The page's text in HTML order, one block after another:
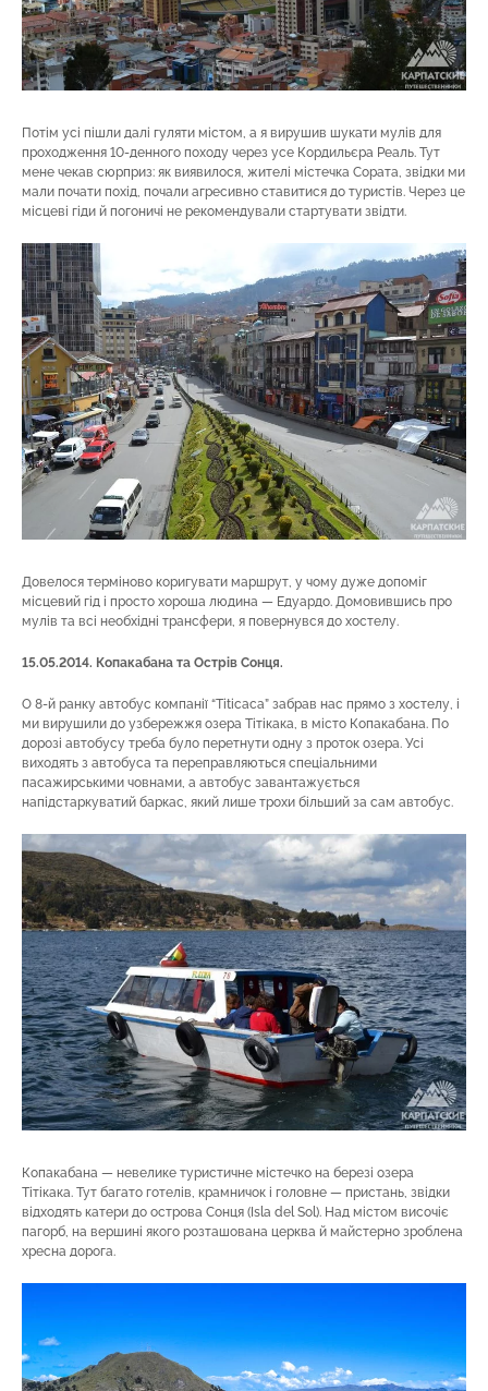
Потім усі пішли далі гуляти містом, а я вирушив шукати мулів для
проходження 10-денного походу через усе Кордильєра Реаль. Тут
мене чекав сюрприз: як виявилося, жителі містечка Сората, звідки ми
мали почати похід, почали агресивно ставитися до туристів. Через це
місцеві гіди й погоничі не рекомендували стартувати звідти.
Довелося терміново коригувати маршрут, у чому дуже допоміг
місцевий гід і просто хороша людина — Едуардо. Домовившись про
мулів та всі необхідні трансфери, я повернувся до хостелу.
15.05.2014. Копакабана та Острів Сонця.
О 8-й ранку автобус компанії “Titicaca” забрав нас прямо з хостелу, і
ми вирушили до узбережжя озера Тітікака, в місто Копакабана. По
дорозі автобусу треба було перетнути одну з проток озера. Усі
виходять з автобуса та переправляються спеціальними
пасажирськими човнами, а автобус завантажується
напідстаркуватий баркас, який лише трохи більший за сам автобус.
Копакабана — невелике туристичне містечко на березі озера
Тітікака. Тут багато готелів, крамничок і головне — пристань, звідки
відходять катери до острова Сонця (Isla del Sol). Над містом височіє
пагорб, на вершині якого розташована церква й майстерно зроблена
хресна дорога.